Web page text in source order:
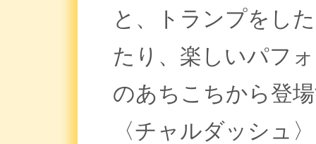
と、トランプをし
たり、楽しいパフ
のあちこちから登
〈チャルダッシュ